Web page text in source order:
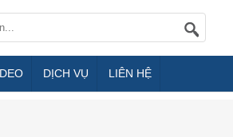
DỊCH VỤ LIÊN HỆ